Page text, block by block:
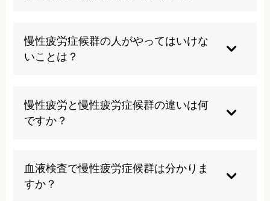
スタイルの改善により症状のコントロールが可能
ですが、専門的なアプローチが必要です。早期発
慢性疲労症候群の人がやってはいけな
いことは？
また、カフェインの過剰摂取や不規則な生活リズ
ムは避けるべきです。自分の体調に合わせた活動
レベルの調整が重要です。
慢性疲労と慢性疲労症候群の違いは何
ですか？
で、単なる慢性疲労とは症状の重篤さや持続期間
が大きく異なります。専門的な診断と治療が必要
です。
血液検査で慢性疲労症候群は分かりま
すか？